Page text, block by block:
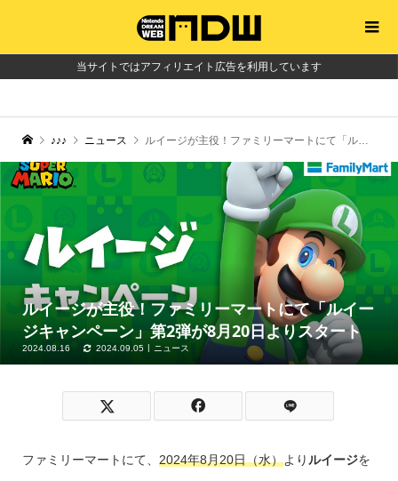
当サイトではアフィリエイト広告を利用しています
♪♪♪ ニュース ルイージが主役！ファミリーマートにて「ルイージキャンペーン」第2弾が8月20日よりスタート
ルイージが主役！ファミリーマートにて「ルイー
ジキャンペーン」第2弾が8月20日よりスタート
2024.08.16 2024.09.05 ニュース
ファミリーマートにて、 2024年8月20日（水）より ルイージを